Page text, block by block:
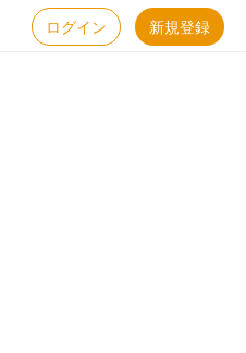
ログイン 新規登録